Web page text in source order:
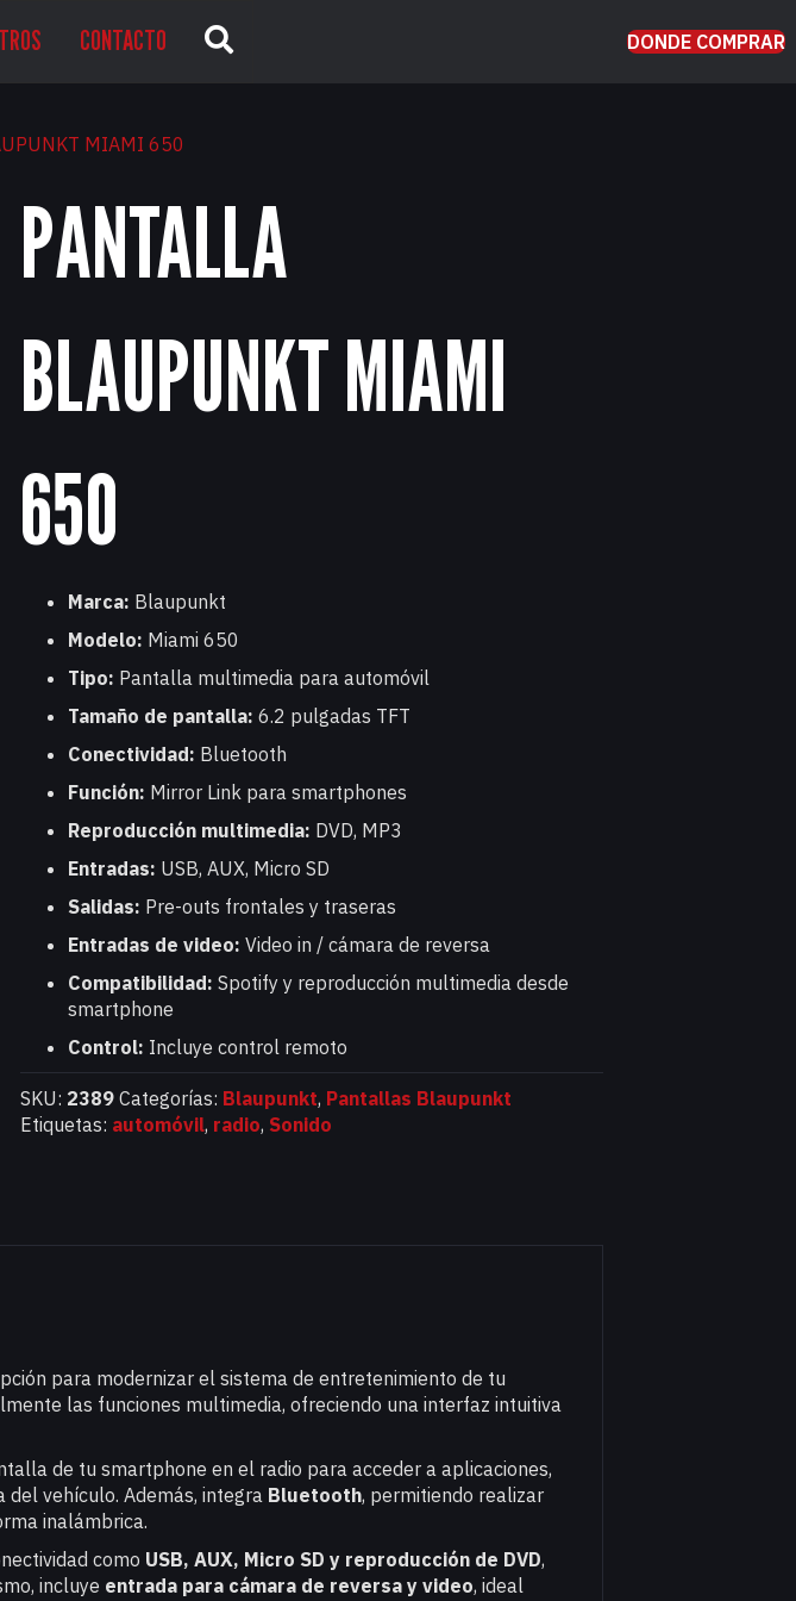
CONTACTO DONDE COMPRAR
MIAMI 650
PANTALLA
BLAUPUNKT MIAMI
650
Marca: Blaupunkt
Modelo: Miami 650
Tipo: Pantalla multimedia para automóvil
Tamaño de pantalla: 6.2 pulgadas TFT
Conectividad: Bluetooth
Función: Mirror Link para smartphones
Reproducción multimedia: DVD, MP3
Entradas: USB, AUX, Micro SD
Salidas: Pre-outs frontales y traseras
Entradas de video: Video in / cámara de reversa
Compatibilidad: Spotify y reproducción multimedia desde
smartphone
Control: Incluye control remoto
SKU: 2389 Categorías: Blaupunkt, Pantallas Blaupunkt
Etiquetas: automóvil, radio, Sonido
para modernizar el sistema de entretenimiento de tu
las funciones multimedia, ofreciendo una interfaz intuitiva
de tu smartphone en el radio para acceder a aplicaciones,
vehículo. Además, integra Bluetooth, permitiendo realizar
inalámbrica.
como USB, AUX, Micro SD y reproducción de DVD,
incluye entrada para cámara de reversa y video, ideal